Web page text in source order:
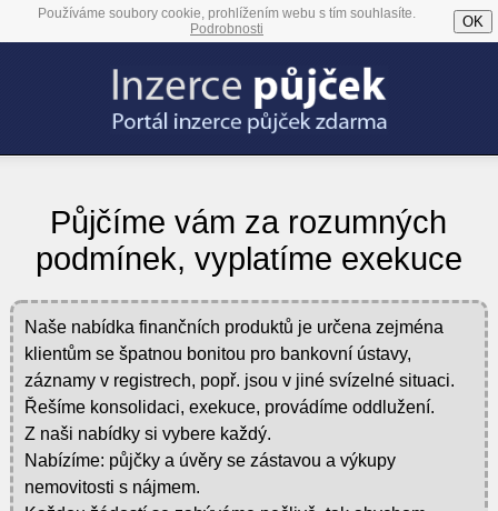
Používáme soubory cookie, prohlížením webu s tím souhlasíte.
Podrobnosti
OK
Půjčíme vám za rozumných
podmínek, vyplatíme exekuce
Naše nabídka finančních produktů je určena zejména
klientům se špatnou bonitou pro bankovní ústavy,
záznamy v registrech, popř. jsou v jiné svízelné situaci.
Řešíme konsolidaci, exekuce, provádíme oddlužení.
Z naši nabídky si vybere každý.
Nabízíme: půjčky a úvěry se zástavou a výkupy
nemovitosti s nájmem.